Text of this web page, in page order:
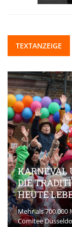
TEXTANZEIGE
KARNEVAL
DIE
HEUTE
Mehr als 700.000
Comitee